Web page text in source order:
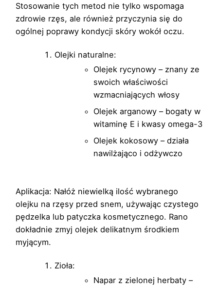
Stosowanie tych metod nie tylko wspomaga
zdrowie rzęs, ale również przyczynia się do
ogólnej poprawy kondycji skóry wokół oczu.
Olejki naturalne:
Olejek rycynowy – znany ze
swoich właściwości
wzmacniających włosy
Olejek arganowy – bogaty w
witaminę E i kwasy omega-3
Olejek kokosowy – działa
nawilżająco i odżywczo
Aplikacja: Nałóż niewielką ilość wybranego
olejku na rzęsy przed snem, używając czystego
pędzelka lub patyczka kosmetycznego. Rano
dokładnie zmyj olejek delikatnym środkiem
myjącym.
Zioła:
Napar z zielonej herbaty –